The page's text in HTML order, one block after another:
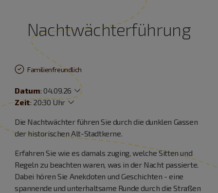
Nachtwächterführung
Familienfreundlich
Datum:04.09.26
Zeit:20:30 Uhr
Die Nachtwächter führen Sie durch die dunklen Gassen
der historischen Alt-Stadtkerne.
Erfahren Sie wie es damals zuging, welche Sitten und
Regeln zu beachten waren, was in der Nacht passierte.
Dabei hören Sie Anekdoten und Geschichten - eine
spannende und unterhaltsame Runde durch die Straßen